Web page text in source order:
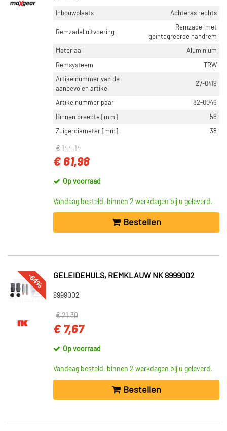
Inbouwplaats Achteras rechts
Remzadel uitvoering
Remzadel met
geintegreerde handrem
Materiaal
Aluminium
Remsysteem
TRW
Artikelnummer van de
aanbevolen artikel
27-0419
Artikelnummer paar
82-0046
Binnen breedte [mm]
56
Zuigerdiameter [mm]
38
€ 144,14
€ 61,98
Op voorraad
Vandaag besteld, binnen 2 werkdagen bij u geleverd.
Bestellen
-64% GELEIDEHULS, REMKLAUW NK 8999002
8999002
€ 21,30
€ 7,67
Op voorraad
Vandaag besteld, binnen 2 werkdagen bij u geleverd.
Bestellen